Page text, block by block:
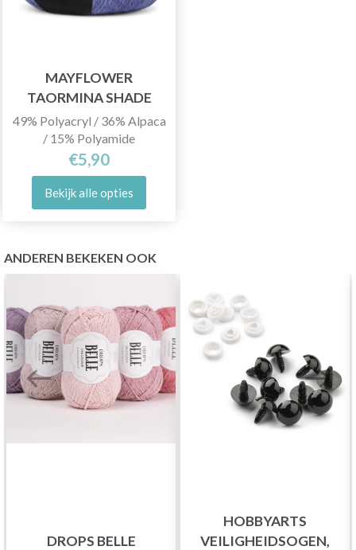
MAYFLOWER
TAORMINA SHADE
49% Polyacryl / 36% Alpaca
/ 15% Polyamide
€5,90
Bekijk alle opties
ANDEREN BEKEKEN OOK
DROPS BELLE
HOBBYARTS
VEILIGHEIDSOGEN,